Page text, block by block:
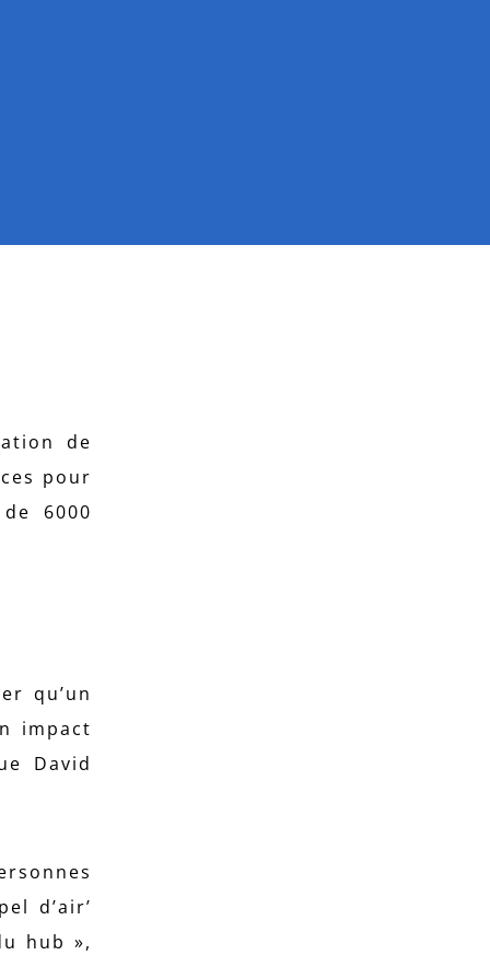
de
pour
6000
qu’un
impact
David
d’air’
hub »,